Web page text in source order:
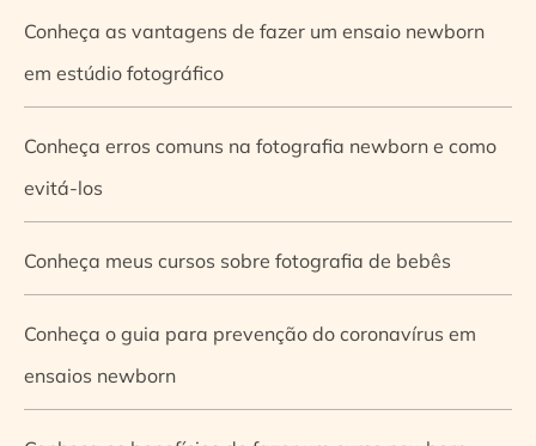
Conheça as vantagens de fazer um ensaio newborn
em estúdio fotográfico
Conheça erros comuns na fotografia newborn e como
evitá-los
Conheça meus cursos sobre fotografia de bebês
Conheça o guia para prevenção do coronavírus em
ensaios newborn